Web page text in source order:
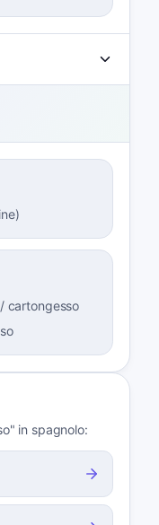
)
cartongesso
in spagnolo: